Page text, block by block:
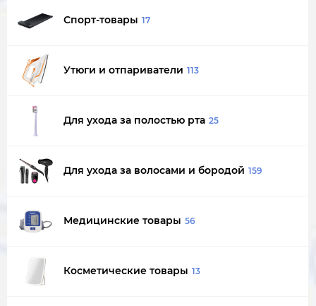
Спорт-товары 17
Утюги и отпариватели 113
Для ухода за полостью рта 25
Для ухода за волосами и бородой 159
Медицинские товары 56
Косметические товары 13